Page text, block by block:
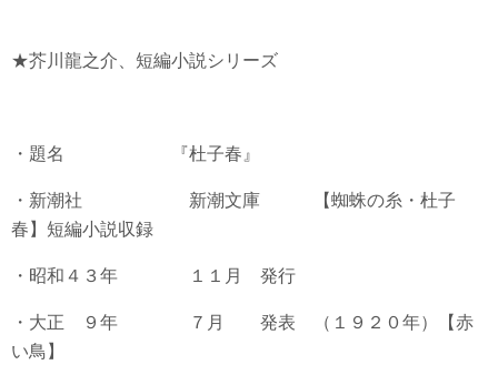
★芥川龍之介、短編小説シリーズ
・題名 『杜子春』
・新潮社 新潮文庫 【蜘蛛の糸・杜子
春】短編小説収録
・昭和４３年 １１月 発行
・大正 ９年 ７月 発表 （１９２０年）【赤
い鳥】